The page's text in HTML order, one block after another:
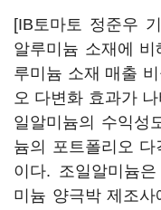
[IB토마토 정준우
알루미늄 소재에
루미늄 소재 매출
오 다변화 효과가
일알미늄의 수익성
늄의 포트폴리오
이다. 조일알미늄은
미늄 양극박 제조